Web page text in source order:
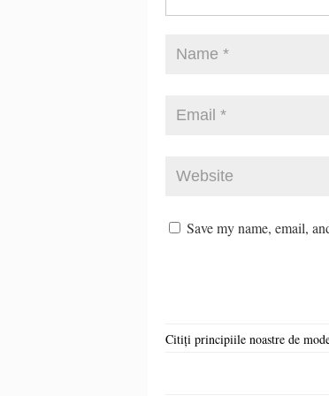
Save my name, email,
Citiți principiile noastre de